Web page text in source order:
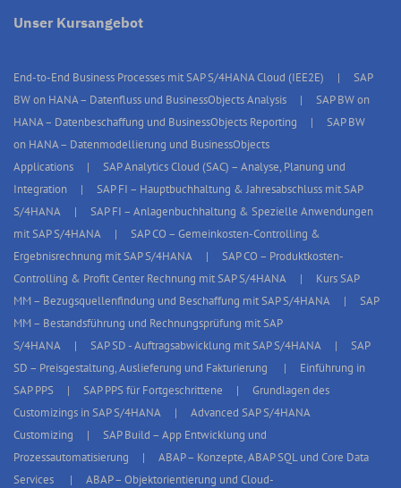
Unser Kursangebot
End-to-End Business Processes mit SAP S/4HANA Cloud (IEE2E)
SAP
BW on HANA – Datenfluss und BusinessObjects Analysis
SAP BW on
HANA – Datenbeschaffung und BusinessObjects Reporting
SAP BW
on HANA – Datenmodellierung und BusinessObjects
Applications
SAP Analytics Cloud (SAC) – Analyse, Planung und
Integration
SAP FI – Hauptbuchhaltung & Jahresabschluss mit SAP
S/4HANA
SAP FI – Anlagenbuchhaltung & Spezielle Anwendungen
mit SAP S/4HANA
SAP CO – Gemeinkosten-Controlling &
Ergebnisrechnung mit SAP S/4HANA
SAP CO – Produktkosten-
Controlling & Profit Center Rechnung mit SAP S/4HANA
Kurs SAP
MM – Bezugsquellenfindung und Beschaffung mit SAP S/4HANA
SAP
MM – Bestandsführung und Rechnungsprüfung mit SAP
S/4HANA
SAP SD - Auftragsabwicklung mit SAP S/4HANA
SAP
SD – Preisgestaltung, Auslieferung und Fakturierung
Einführung in
SAP PPS
SAP PPS für Fortgeschrittene
Grundlagen des
Customizings in SAP S/4HANA
Advanced SAP S/4HANA
Customizing
SAP Build – App Entwicklung und
Prozessautomatisierung
ABAP – Konzepte, ABAP SQL und Core Data
Services
ABAP – Objektorientierung und Cloud-